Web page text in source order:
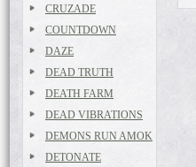
CRUZADE
COUNTDOWN
DAZE
DEAD TRUTH
DEATH FARM
DEAD VIBRATIONS
DEMONS RUN AMOK
DETONATE